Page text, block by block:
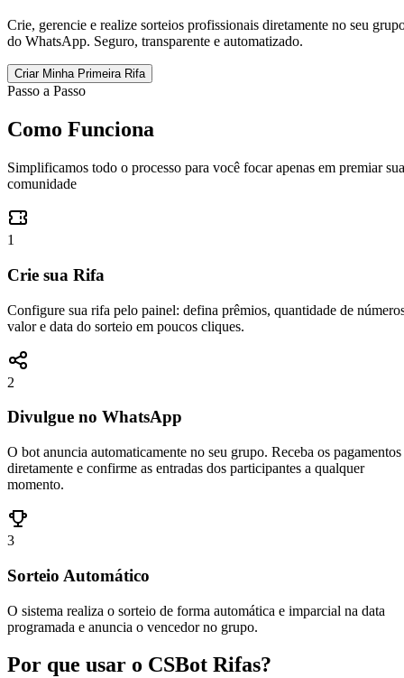
Crie, gerencie e realize sorteios profissionais diretamente no seu
do WhatsApp. Seguro, transparente e automatizado.
Criar Minha Primeira Rifa
Passo a Passo
Como Funciona
Simplificamos todo o processo para você focar apenas em premiar sua
comunidade
1
Crie sua Rifa
Configure sua rifa pelo painel: defina prêmios, quantidade de
valor e data do sorteio em poucos cliques.
2
Divulgue no WhatsApp
O bot anuncia automaticamente no seu grupo. Receba os pagamentos
diretamente e confirme as entradas dos participantes a qualquer
momento.
3
Sorteio Automático
O sistema realiza o sorteio de forma automática e imparcial na data
programada e anuncia o vencedor no grupo.
Por que usar o CSBot Rifas?